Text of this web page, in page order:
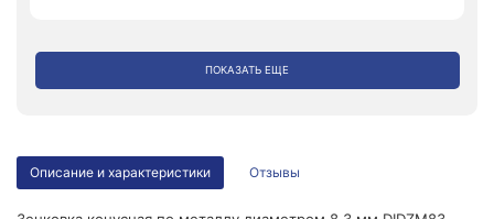
ПОКАЗАТЬ ЕЩЕ
Описание и характеристики Отзывы